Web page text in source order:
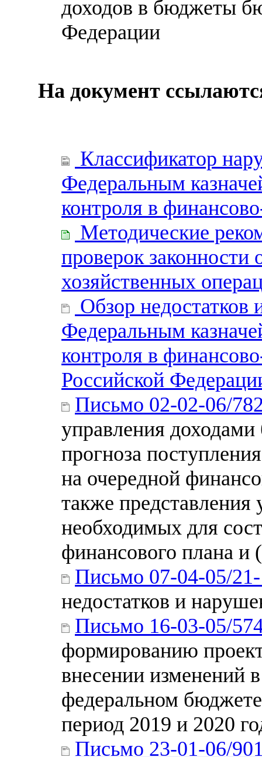
доходов в бюджеты
Федерации
На документ
Классификатор
Федеральным
контроля в
Методические
проверок
хозяйственных
Обзор
Федеральным
контроля в
Российской
Письмо 02-02-06/
управления
прогноза
на очередной
также
необходимых для
финансового плана и
Письмо 07-04-05/
недостатков и
Письмо 16-03-05/
формированию
внесении изменений
федеральном
период 2019 и 2020
Письмо 23-01-06/